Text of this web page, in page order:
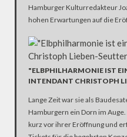
Hamburger Kulturredakteur
hohen Erwartungen auf die
"ELBPHILHARMONIE IST
INTENDANT CHRISTOPH
Lange Zeit war sie als
Hamburgern ein Dorn im
kurz vor ihrer Eröffnung und